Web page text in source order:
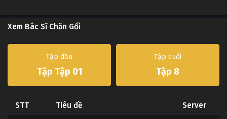
Xem Bác Sĩ Chăn Gối
Tập đầu
Tập Tập 01
Tập cuối
Tập 8
STT Tiêu đề Server